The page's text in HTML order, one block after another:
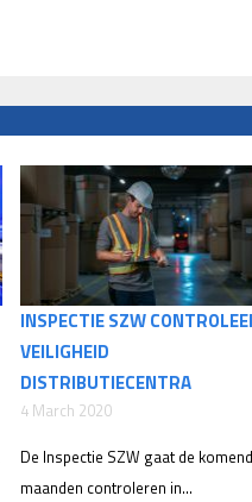
INSPECTIE SZW
VEILIGHEID
DISTRIBUTIECENTRA
4 March 2020
De Inspectie SZW gaat de
maanden controleren in...